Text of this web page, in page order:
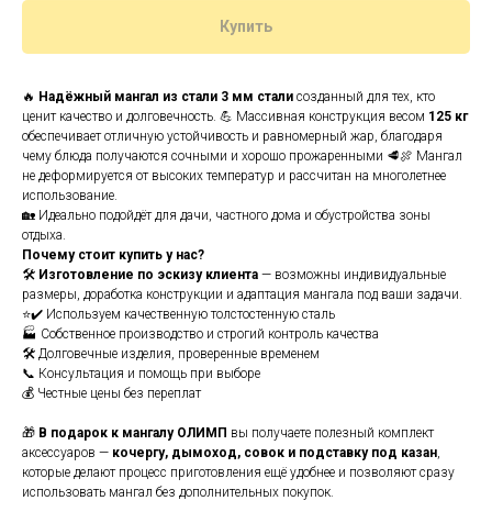
Купить
🔥 Надёжный мангал из стали 3 мм стали созданный для тех, кто
ценит качество и долговечность. 💪 Массивная конструкция весом 125 кг
обеспечивает отличную устойчивость и равномерный жар, благодаря
чему блюда получаются сочными и хорошо прожаренными 🥩🍖 Мангал
не деформируется от высоких температур и рассчитан на многолетнее
использование.
🏡 Идеально подойдёт для дачи, частного дома и обустройства зоны
отдыха.
Почему стоит купить у нас?
🛠 Изготовление по эскизу клиента — возможны индивидуальные
размеры, доработка конструкции и адаптация мангала под ваши задачи.
⭐✔️ Используем качественную толстостенную сталь
🏭 Собственное производство и строгий контроль качества
🛠️ Долговечные изделия, проверенные временем
📞 Консультация и помощь при выборе
💰 Честные цены без переплат
🎁 В подарок к мангалу ОЛИМП вы получаете полезный комплект
аксессуаров — кочергу, дымоход, совок и подставку под казан,
которые делают процесс приготовления ещё удобнее и позволяют сразу
использовать мангал без дополнительных покупок.